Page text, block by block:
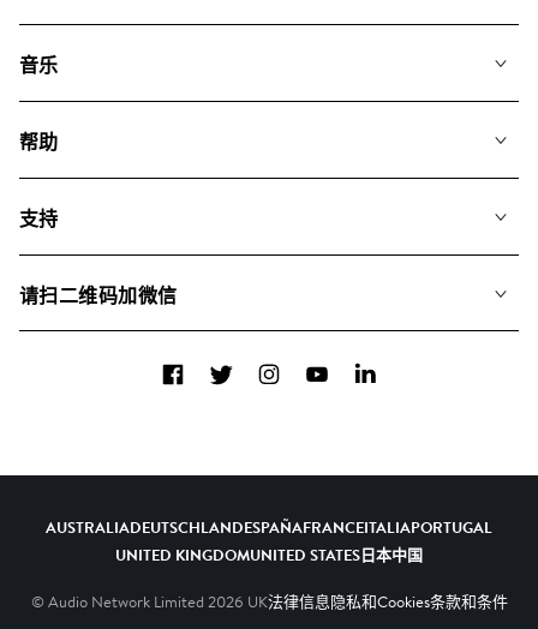
音乐
搜索
专辑
帮助
我们如何运用AI
支持
关于我们
请扫二维码加微信
FacebookTwitterInstagramYouTubeLinkedIn
AUSTRALIADEUTSCHLANDESPAÑAFRANCEITALIAPORTUGAL
UNITED KINGDOMUNITED STATES日本中国
© Audio Network Limited 2026 UK法律信息隐私和Cookies条款和条件